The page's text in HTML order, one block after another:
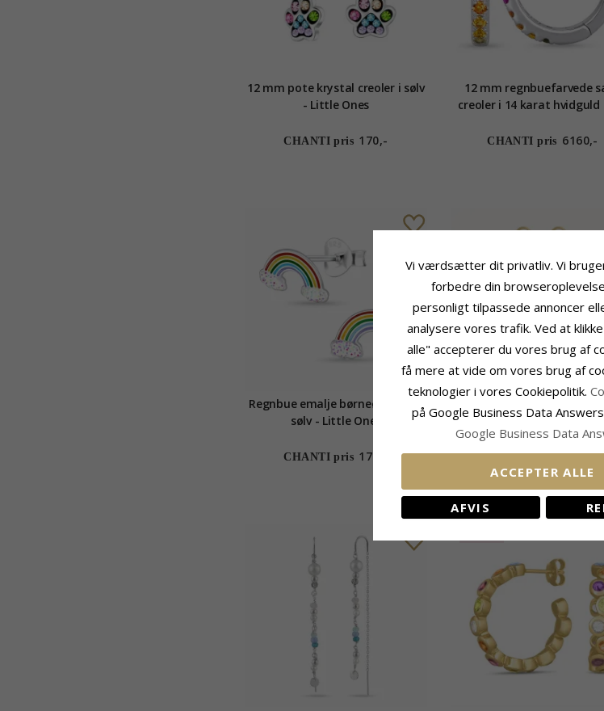
12 mm pote krystal creoler i sølv
- Little Ones
CHANTI pris 170,-
12 mm regnbuefarvede
creoler i 14 karat hvidguld
CHANTI pris 6160,-
Regnbue emalje børneøreringe i
sølv - Little Ones
CHANTI pris 175,-
Multifarvede kæde
forgyldt sølv - Loom
CHANTI pris 370,-
Vi værdsætter dit privatliv. Vi
forbedre din
personligt tilpassede annoncer
analysere vores trafik. Ved at
alle" accepterer du vores brug af
få mere at vide om vores brug af
teknologier i vores Cookiepolitik.
på Google Business Data
Google Business Data
ACCEPTER ALLE
AFVIS